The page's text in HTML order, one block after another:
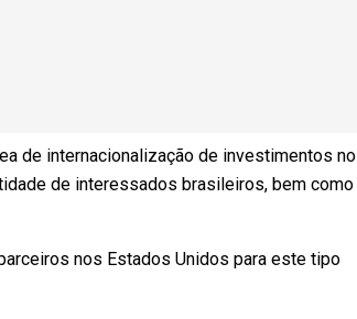
de internacionalização de investimentos no
de interessados brasileiros, bem como
nos Estados Unidos para este tipo